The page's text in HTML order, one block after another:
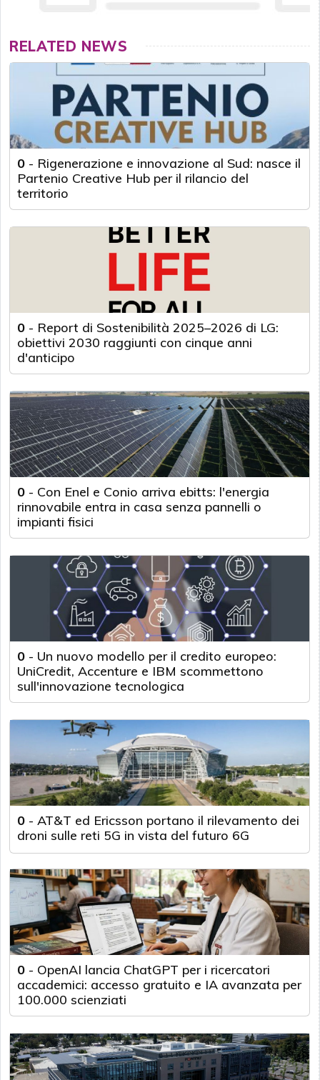
RELATED NEWS
0 - Rigenerazione e innovazione al Sud: nasce il
Partenio Creative Hub per il rilancio del
territorio
0 - Report di Sostenibilità 2025–2026 di LG:
obiettivi 2030 raggiunti con cinque anni
d'anticipo
0 - Con Enel e Conio arriva ebitts: l'energia
rinnovabile entra in casa senza pannelli o
impianti fisici
0 - Un nuovo modello per il credito europeo:
UniCredit, Accenture e IBM scommettono
sull'innovazione tecnologica
0 - AT&T ed Ericsson portano il rilevamento dei
droni sulle reti 5G in vista del futuro 6G
0 - OpenAI lancia ChatGPT per i ricercatori
accademici: accesso gratuito e IA avanzata per
100.000 scienziati